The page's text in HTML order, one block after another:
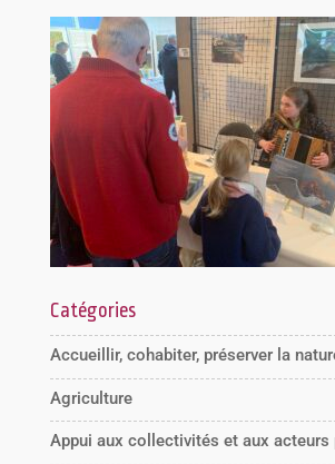
Catégories
Accueillir, cohabiter, préserver la
Agriculture
Appui aux collectivités et aux acteurs